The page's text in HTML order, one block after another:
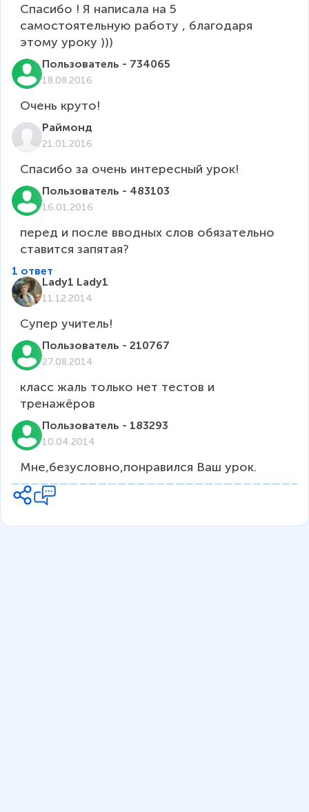
Спасибо ! Я написала на 5
самостоятельную работу , благодаря
этому уроку )))
Пользователь - 734065
18.08.2016
Очень круто!
Раймонд
21.01.2016
Спасибо за очень интересный урок!
Пользователь - 483103
16.01.2016
перед и после вводных слов обязательно
ставится запятая?
1 ответ
Lady1 Lady1
11.12.2014
Супер учитель!
Пользователь - 210767
27.08.2014
класс жаль только нет тестов и
тренажёров
Пользователь - 183293
10.04.2014
Мне,безусловно,понравился Ваш урок.